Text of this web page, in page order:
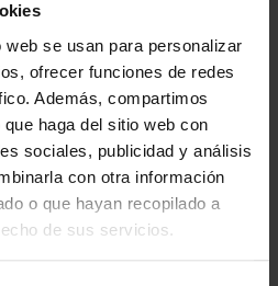
se usan para personalizar
ofrecer funciones de redes
Además, compartimos
haga del sitio web con
sociales, publicidad y análisis
con otra información
o que hayan recopilado a
de sus servicios.